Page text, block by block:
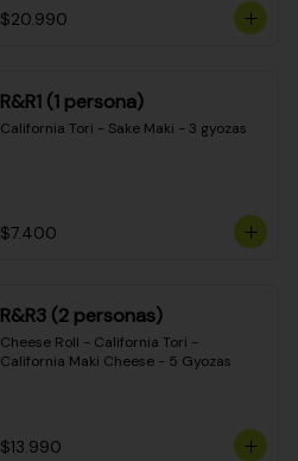
$20.990
R&R1 (1 persona)
California Tori - Sake Maki - 3 gyozas
$7.400
R&R3 (2 personas)
Cheese Roll - California Tori -
California Maki Cheese - 5 Gyozas
$13.990